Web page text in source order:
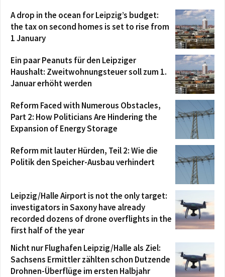
A drop in the ocean for Leipzig’s budget:
the tax on second homes is set to rise from
1 January
Ein paar Peanuts für den Leipziger
Haushalt: Zweitwohnungsteuer soll zum 1.
Januar erhöht werden
Reform Faced with Numerous Obstacles,
Part 2: How Politicians Are Hindering the
Expansion of Energy Storage
Reform mit lauter Hürden, Teil 2: Wie die
Politik den Speicher-Ausbau verhindert
Leipzig/Halle Airport is not the only target:
investigators in Saxony have already
recorded dozens of drone overflights in the
first half of the year
Nicht nur Flughafen Leipzig/Halle als Ziel:
Sachsens Ermittler zählten schon Dutzende
Drohnen-Überflüge im ersten Halbjahr